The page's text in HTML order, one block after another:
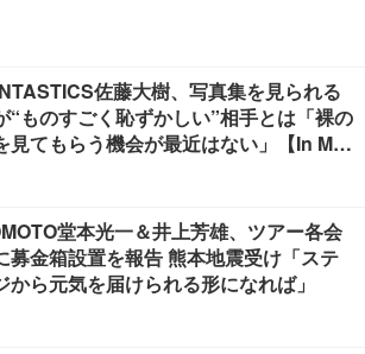
佐藤大樹、写真集を見られる
“ものすごく恥ずかしい”相手とは「裸の
見てもらう機会が最近はない」【In Moti
堂本光一＆井上芳雄、ツアー各会
募金箱設置を報告 熊本地震受け「ステ
から元気を届けられる形になれば」